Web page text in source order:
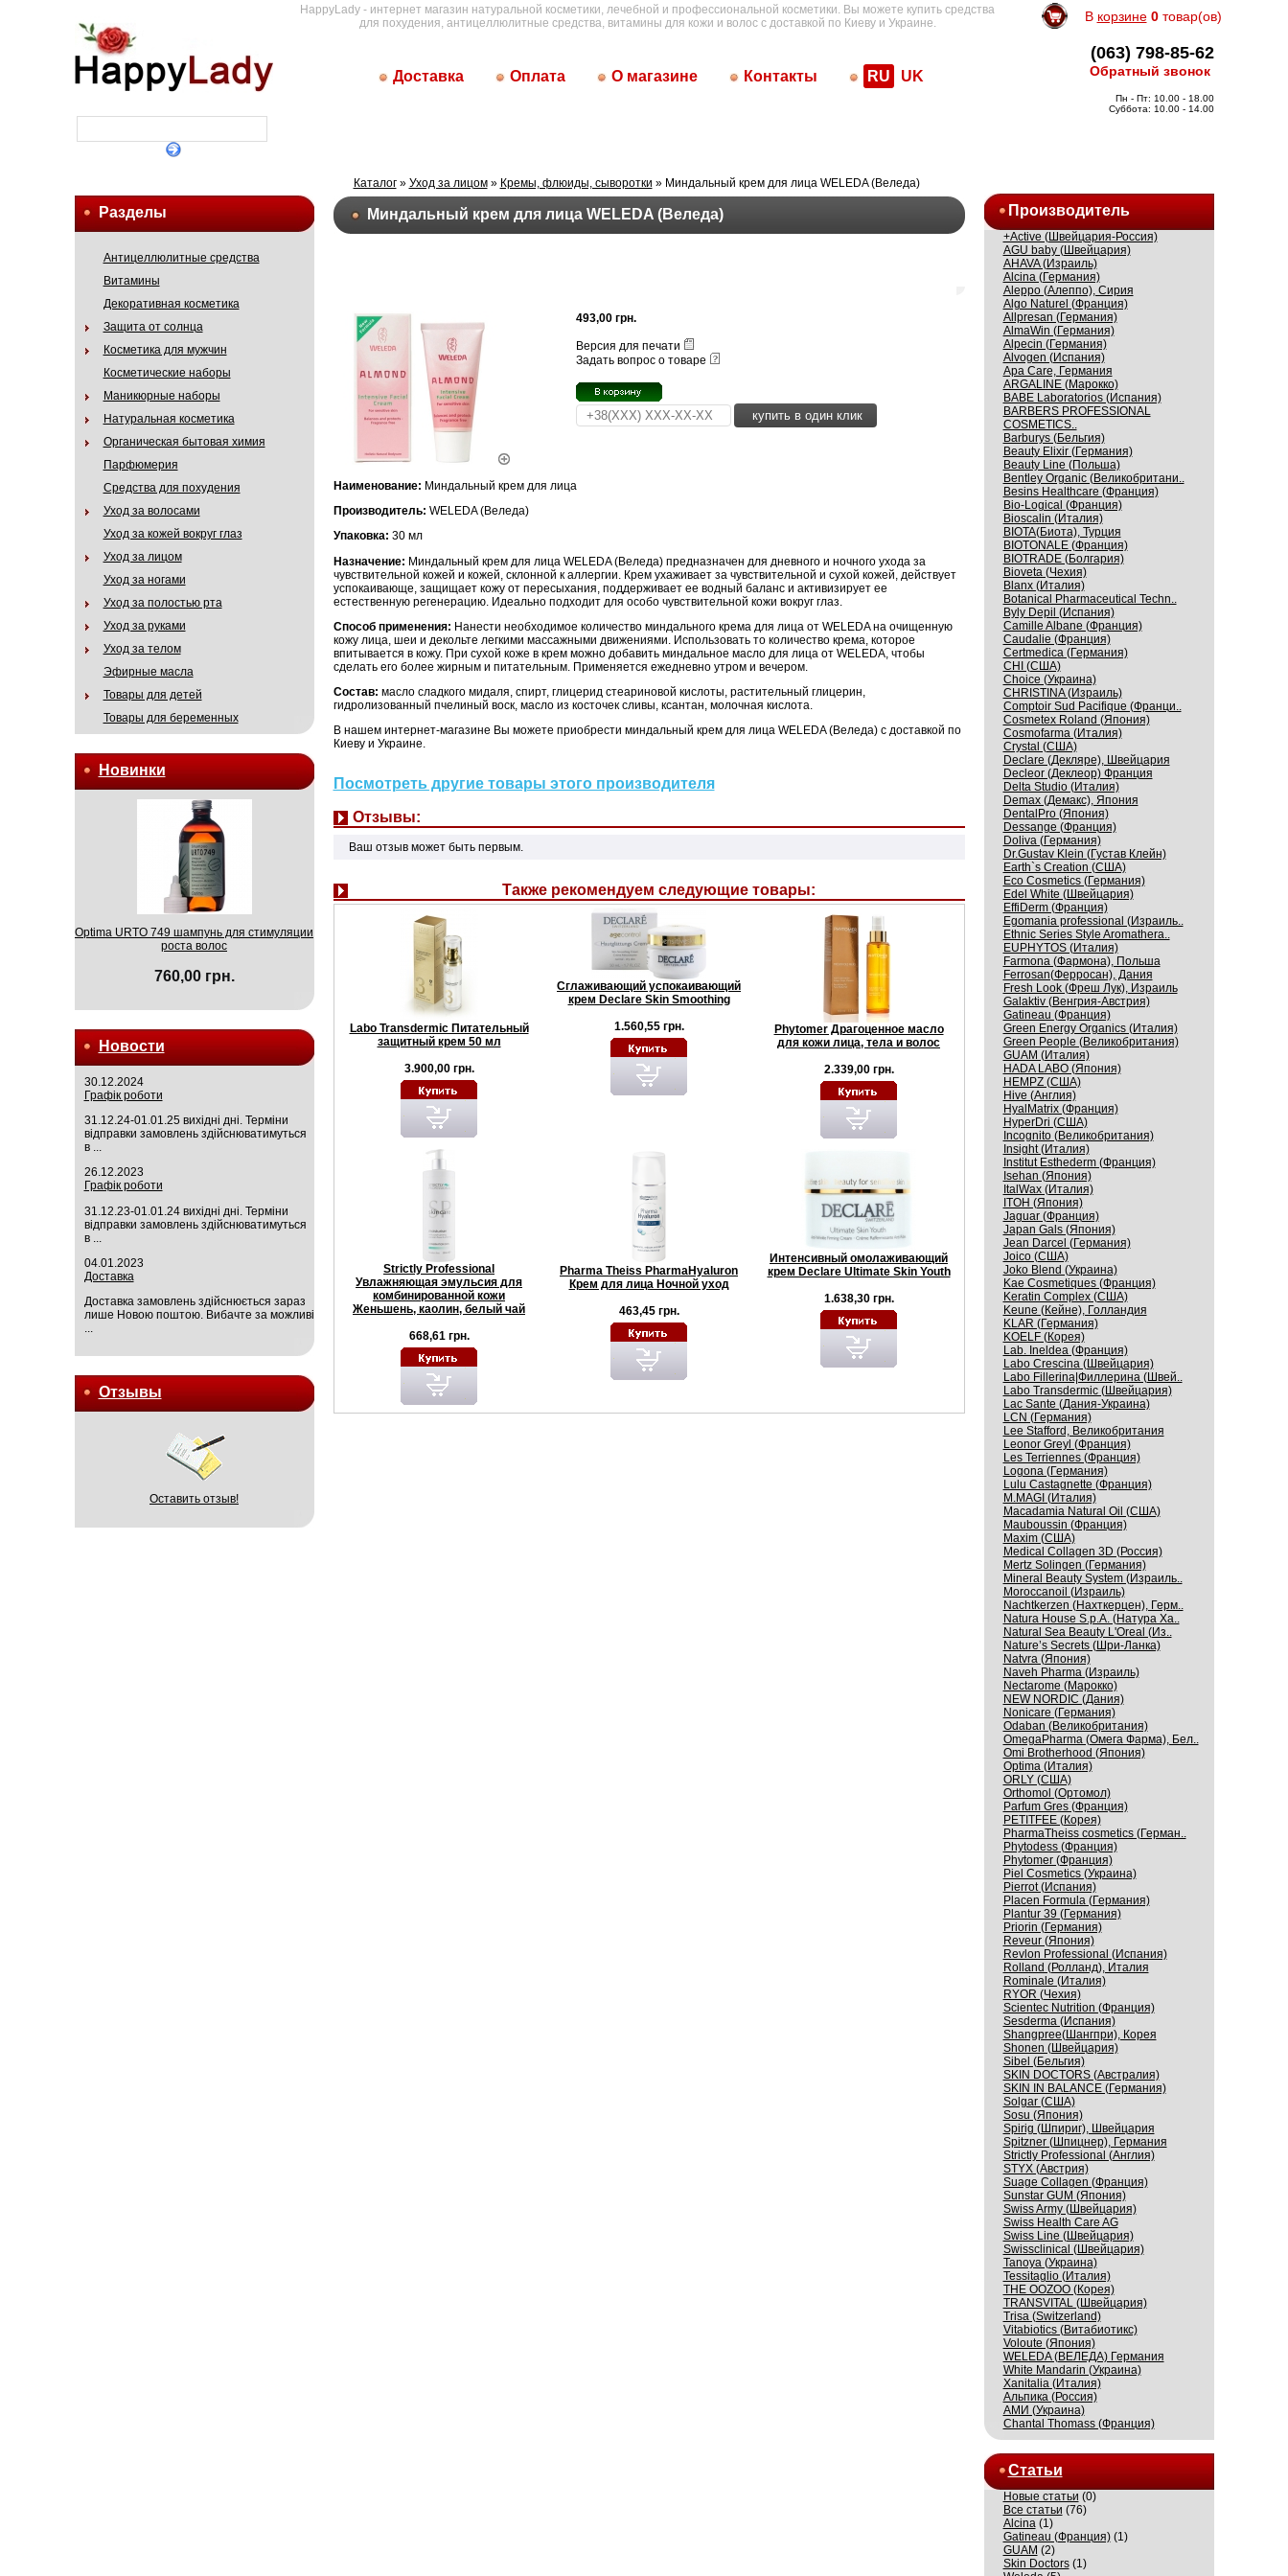
HappyLady - интернет магазин натуральной косметики, лечебной и профессиональной косметики. Вы можете купить средства
для похудения, антицеллюлитные средства, витамины для кожи и волос с доставкой по Киеву и Украине.
Доставка Оплата О магазине Контакты RU UK
В корзине 0товар(ов)
(063) 798-85-62
Обратный звонок
Пн - Пт: 10.00 - 18.00
Суббота: 10.00 - 14.00
Разделы
Антицеллюлитные средства
Витамины
Декоративная косметика
Защита от солнца
Косметика для мужчин
Косметические наборы
Маникюрные наборы
Натуральная косметика
Органическая бытовая химия
Парфюмерия
Средства для похудения
Уход за волосами
Уход за кожей вокруг глаз
Уход за лицом
Уход за ногами
Уход за полостью рта
Уход за руками
Уход за телом
Эфирные масла
Товары для детей
Товары для беременных
Новинки
Optima URTO 749 шампунь для стимуляции
роста волос
760,00 грн.
Новости
30.12.2024
Графік роботи
31.12.24-01.01.25 вихідні дні. Терміни
відправки замовлень здійснюватимуться
в ...
26.12.2023
Графік роботи
31.12.23-01.01.24 вихідні дні. Терміни
відправки замовлень здійснюватимуться
в ...
04.01.2023
Доставка
Доставка замовлень здійснюється зараз
лише Новою поштою. Вибачте за можливі
...
Отзывы
Оставить отзыв!
Каталог» Уход за лицом» Кремы, флюиды, сыворотки » Миндальный крем для лица WELEDA (Веледа)
Миндальный крем для лица WELEDA (Веледа)
493,00 грн.
Версия для печати
Задать вопрос о товаре
купить в один клик
Наименование: Миндальный крем для лица
Производитель: WELEDA (Веледа)
Упаковка: 30 мл
Назначение: Миндальный крем для лица WELEDA (Веледа) предназначен для дневного и ночного ухода за
чувствительной кожей и кожей, склонной к аллергии. Крем ухаживает за чувствительной и сухой кожей, действует
успокаивающе, защищает кожу от пересыхания, поддерживает ее водный баланс и активизирует ее
естественную регенерацию. Идеально подходит для особо чувствительной кожи вокруг глаз.
Способ применения: Нанести необходимое количество миндального крема для лица от WELEDA на очищенную
кожу лица, шеи и декольте легкими массажными движениями. Использовать то количество крема, которое
впитывается в кожу. При сухой коже в крем можно добавить миндальное масло для лица от WELEDA, чтобы
сделать его более жирным и питательным. Применяется ежедневно утром и вечером.
Состав: масло сладкого мидаля, спирт, глицерид стеариновой кислоты, растительный глицерин,
гидролизованный пчелиный воск, масло из косточек сливы, ксантан, молочная кислота.
В нашем интернет-магазине Вы можете приобрести миндальный крем для лица WELEDA (Веледа) с доставкой по
Киеву и Украине.
Посмотреть другие товары этого производителя
Отзывы:
Ваш отзыв может быть первым.
Также рекомендуем следующие товары:
Labo Transdermic Питательный
защитный крем 50 мл
3.900,00 грн.
Сглаживающий успокаивающий
крем Declare Skin Smoothing
1.560,55 грн.
Phytomer Драгоценное масло
для кожи лица, тела и волос
2.339,00 грн.
Strictly Professional
Увлажняющая эмульсия для
комбинированной кожи
Женьшень, каолин, белый чай
668,61 грн.
Pharma Theiss PharmaHyaluron
Крем для лица Ночной уход
463,45 грн.
Интенсивный омолаживающий
крем Declare Ultimate Skin Youth
1.638,30 грн.
Производитель
+Active (Швейцария-Россия)
AGU baby (Швейцария)
AHAVA (Израиль)
Alcina (Германия)
Aleppo (Алеппо), Сирия
Algo Naturel (Франция)
Allpresan (Германия)
AlmaWin (Германия)
Alpecin (Германия)
Alvogen (Испания)
Apa Care, Германия
ARGALINE (Марокко)
BABE Laboratorios (Испания)
BARBERS PROFESSIONAL
COSMETICS..
Barburys (Бельгия)
Beauty Elixir (Германия)
Beauty Line (Польша)
Bentley Organic (Великобритани..
Besins Healthcare (Франция)
Bio-Logical (Франция)
Bioscalin (Италия)
BIOTA(Биота), Турция
BIOTONALE (Франция)
BIOTRADE (Болгария)
Bioveta (Чехия)
Blanx (Италия)
Botanical Pharmaceutical Techn..
Byly Depil (Испания)
Camille Albane (Франция)
Caudalie (Франция)
Certmedica (Германия)
CHI (США)
Choice (Украина)
CHRISTINA (Израиль)
Comptoir Sud Pacifique (Франци..
Cosmetex Roland (Япония)
Cosmofarma (Италия)
Crystal (США)
Declare (Декляре), Швейцария
Decleor (Деклеор) Франция
Delta Studio (Италия)
Demax (Демакс), Япония
DentalPro (Япония)
Dessange (Франция)
Doliva (Германия)
Dr.Gustav Klein (Густав Клейн)
Earth`s Creation (США)
Eco Cosmetics (Германия)
Edel White (Швейцария)
EffiDerm (Франция)
Egomania professional (Израиль..
Ethnic Series Style Aromathera..
EUPHYTOS (Италия)
Farmona (Фармона), Польша
Ferrosan(Ферросан), Дания
Fresh Look (Фреш Лук), Израиль
Galaktiv (Венгрия-Австрия)
Gatineau (Франция)
Green Energy Organics (Италия)
Green People (Великобритания)
GUAM (Италия)
HADA LABO (Япония)
HEMPZ (США)
Hive (Англия)
HyalMatrix (Франция)
HyperDri (США)
Incognito (Великобритания)
Insight (Италия)
Institut Esthederm (Франция)
Isehan (Япония)
ItalWax (Италия)
ITOH (Япония)
Jaguar (Франция)
Japan Gals (Япония)
Jean Darcel (Германия)
Joico (США)
Joko Blend (Украина)
Kaе Cosmеtiques (Франция)
Keratin Complex (США)
Keune (Кейне), Голландия
KLAR (Германия)
KOELF (Корея)
Lab. Ineldea (Франция)
Labo Crescina (Швейцария)
Labo Fillerina|Филлерина (Швей..
Labo Transdermic (Швейцария)
Lac Sante (Дания-Украина)
LCN (Германия)
Lee Stafford, Великобритания
Leonor Greyl (Франция)
Les Terriennes (Франция)
Logona (Германия)
Lulu Castagnette (Франция)
M.MAGI (Италия)
Macadamia Natural Oil (США)
Mauboussin (Франция)
Maxim (США)
Medical Collagen 3D (Россия)
Mertz Solingen (Германия)
Mineral Beauty System (Израиль..
Moroccanoil (Израиль)
Nachtkerzen (Нахткерцен), Герм..
Natura House S.p.A. (Натура Ха..
Natural Sea Beauty L'Oreal (Из..
Nature’s Secrets (Шри-Ланка)
Natvra (Япония)
Naveh Pharma (Израиль)
Nectarome (Марокко)
NEW NORDIC (Дания)
Nonicare (Германия)
Odaban (Великобритания)
OmegaPharma (Омега Фарма), Бел..
Omi Brotherhood (Япония)
Optima (Италия)
ORLY (США)
Orthomol (Ортомол)
Parfum Gres (Франция)
PETITFEE (Корея)
PharmaTheiss cosmetics (Герман..
Phytodess (Франция)
Phytomer (Франция)
Piel Cosmetics (Украина)
Pierrot (Испания)
Placen Formula (Германия)
Plantur 39 (Германия)
Priorin (Германия)
Reveur (Япония)
Revlon Professional (Испания)
Rolland (Ролланд), Италия
Rominale (Италия)
RYOR (Чехия)
Scientec Nutrition (Франция)
Sesderma (Испания)
Shangpree(Шангпри), Корея
Shonen (Швейцария)
Sibel (Бельгия)
SKIN DOCTORS (Австралия)
SKIN IN BALANCE (Германия)
Solgar (США)
Sosu (Япония)
Spirig (Шпириг), Швейцария
Spitzner (Шпицнер), Германия
Strictly Professional (Англия)
STYX (Австрия)
Suage Collagen (Франция)
Sunstar GUM (Япония)
Swiss Army (Швейцария)
Swiss Health Care AG
Swiss Line (Швейцария)
Swissсlinical (Швейцария)
Tanoya (Украина)
Tessitaglio (Италия)
THE OOZOO (Корея)
TRANSVITAL (Швейцария)
Trisa (Switzerland)
Vitabiotics (Витабиотикс)
Voloute (Япония)
WELEDA (ВЕЛЕДА) Германия
White Mandarin (Украина)
Xanitalia (Италия)
Альпика (Россия)
АМИ (Украина)
Сhantal Thomass (Франция)
Статьи
Новые статьи (0)
Все статьи (76)
Alcina(1)
Gatineau (Франция)(1)
GUAM (2)
Skin Doctors(1)